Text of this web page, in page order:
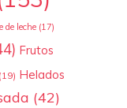
de leche(17)
Frutos
(19) Helados
(42)